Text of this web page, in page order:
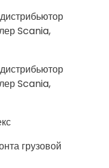
Scania,
Scania,
грузовой